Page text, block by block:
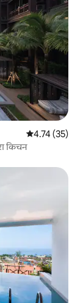
औसत रेटिंग 5 में
4.74 (35)
किचन